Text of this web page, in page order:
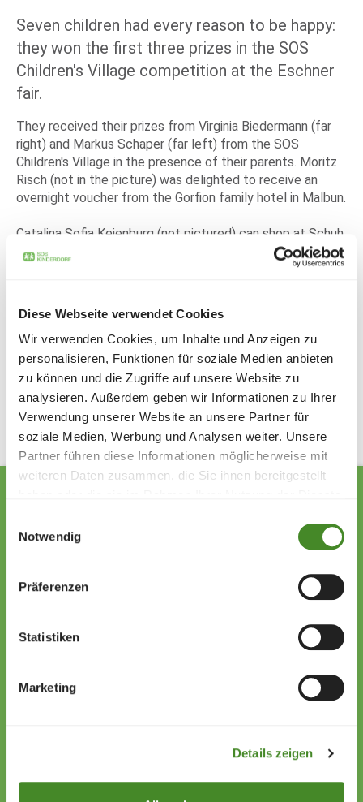
Diese Webseite verwendet Cookies
Wir verwenden Cookies, um Inhalte und Anzeigen zu
personalisieren, Funktionen für soziale Medien anbieten
zu können und die Zugriffe auf unsere Website zu
analysieren. Außerdem geben wir Informationen zu Ihrer
Verwendung unserer Website an unsere Partner für
soziale Medien, Werbung und Analysen weiter. Unsere
Partner führen diese Informationen möglicherweise mit
weiteren Daten zusammen, die Sie ihnen bereitgestellt
Notwendig
Präferenzen
Statistiken
Marketing
Details zeigen
Seven children had every reason to be happy:
they won the first three prizes in the SOS
Children's Village competition at the Eschner
fair.
They received their prizes from Virginia Biedermann (far
right) and Markus Schaper (far left) from the SOS
Children's Village in the presence of their parents. Moritz
Risch (not in the picture) was delighted to receive an
overnight voucher from the Gorfion family hotel in Malbun.
Catalina Sofia Keienburg (not pictured) can shop at Schuh
Risch with her voucher. Summer 24 can't come soon
enough for Raphael Wenaweser (not in the picture), Thea
Mühleholz.
Share
Zollstrasse 13
Liechtenstein
willkommen@sos-kinderdorf.li
VP Bank AG, Vaduz